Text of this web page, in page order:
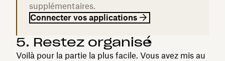
supplémentaires.
Connecter vos applications
5. Restez organisé
Voilà pour la partie la plus facile. Vous avez mis au